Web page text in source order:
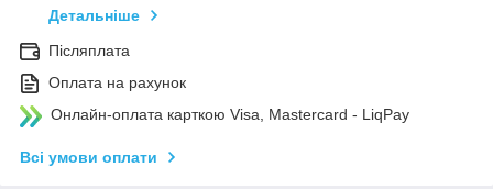
Детальніше
Післяплата
Оплата на рахунок
Онлайн-оплата карткою Visa, Mastercard - LiqPay
Всі умови оплати